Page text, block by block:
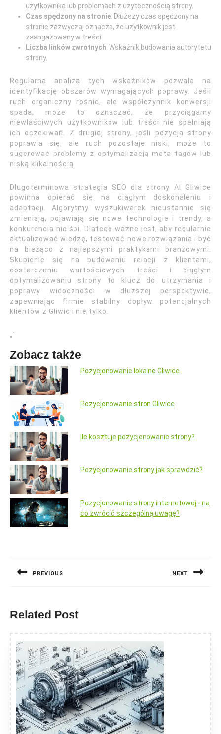
użytkownika lub problemach z użytecznością strony.
Czas spędzony na stronie: Dłuższy czas spędzony na
stronie zazwyczaj oznacza, że użytkownik jest
zaangażowany w treści.
Liczba linków zwrotnych: Wskaźnik budowania autorytetu
strony.
Regularna analiza tych wskaźników pozwala na
identyfikację obszarów wymagających poprawy. Jeśli
ruch organiczny rośnie, ale współczynnik konwersji
spada, może to oznaczać, że przyciągamy
niewłaściwych użytkowników lub treści nie spełniają
ich oczekiwań. Z drugiej strony, jeśli pozycja strony
poprawia się, ale ruch pozostaje niski, może to
sugerować problemy z optymalizacją meta tagów lub
niską klikalnością.
Długoterminowa strategia SEO dla strony AI Gliwice
powinna opierać się na ciągłym doskonaleniu i
adaptacji. Algorytmy wyszukiwarek nieustannie się
zmieniają, pojawiają się nowe technologie i trendy, a
konkurencja nie śpi. Dlatego ważne jest, aby regularnie
aktualizować wiedzę, testować nowe rozwiązania i być
na bieżąco z najlepszymi praktykami branżowymi.
Skupienie się na budowaniu relacji z klientami,
dostarczaniu wartościowych treści i ciągłym
optymalizowaniu strony to klucz do utrzymania i
poprawy widoczności w dłuższej perspektywie,
zapewniając firmie stabilny dopływ potencjalnych
klientów z Gliwic i nie tylko.
„`
Zobacz także
Pozycjonowanie lokalne Gliwice
Pozycjonowanie stron Gliwice
Ile kosztuje pozycjonowanie strony?
Pozycjonowanie strony jak sprawdzić?
Pozycjonowanie strony internetowej - na
co zwrócić szczególną uwagę?
PREVIOUS NEXT
Related Post